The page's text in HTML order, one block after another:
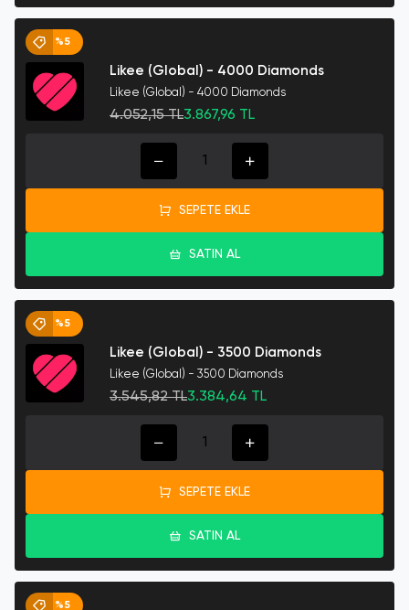
%5
Likee (Global) - 4000 Diamonds
Likee (Global) - 4000 Diamonds
4.052,15 TL3.867,96 TL
SEPETE EKLE
SATIN AL
%5
Likee (Global) - 3500 Diamonds
Likee (Global) - 3500 Diamonds
3.545,82 TL3.384,64 TL
SEPETE EKLE
SATIN AL
%5